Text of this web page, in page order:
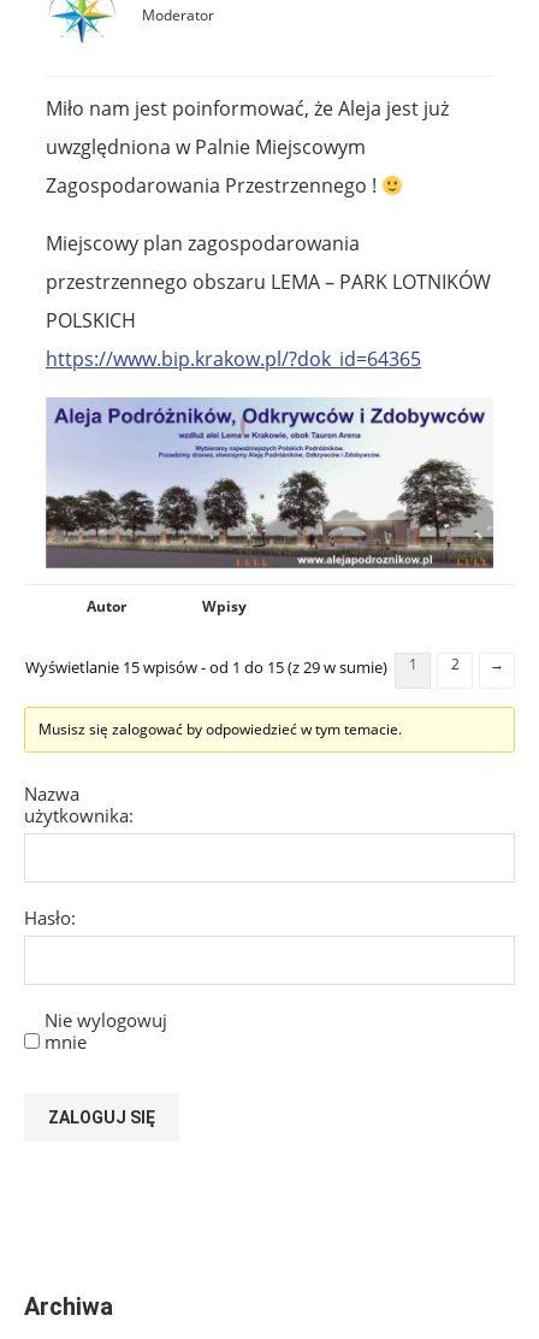
Moderator
Miło nam jest poinformować, że Aleja jest już
uwzględniona w Palnie Miejscowym
Zagospodarowania Przestrzennego !
Miejscowy plan zagospodarowania
przestrzennego obszaru LEMA – PARK LOTNIKÓW
POLSKICH
https://www.bip.krakow.pl/?dok_id=64365
Autor Wpisy
Wyświetlanie 15 wpisów - od 1 do 15 (z 29 w sumie) 1 2 →
Musisz się zalogować by odpowiedzieć w tym temacie.
Nazwa
użytkownika:
Hasło:
Nie wylogowuj
mnie
ZALOGUJ SIĘ
Archiwa